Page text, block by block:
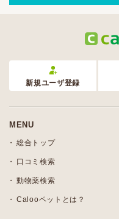
新規ユーザ登録
MENU
総合トップ
口コミ検索
動物薬検索
Calooペットとは？